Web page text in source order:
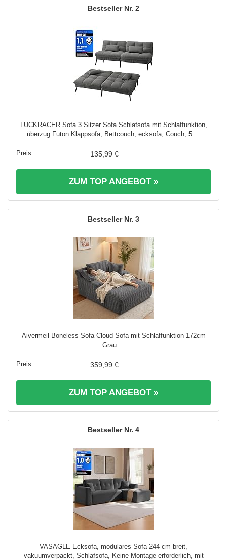
2
LUCKRACER Sofa 3 Sitzer Sofa Schlafsofa mit Schlaffunktion,
überzug Futon Klappsofa, Bettcouch, ecksofa, Couch, 5 ...
135,99 €
ZUM TOP ANGEBOT »
3
Aivermeil Boneless Sofa Cloud Sofa mit Schlaffunktion 172cm
Grau ...
359,99 €
ZUM TOP ANGEBOT »
4
VASAGLE Ecksofa, modulares Sofa 244 cm breit,
vakuumverpackt, Schlafsofa, Keine Montage erforderlich, mit